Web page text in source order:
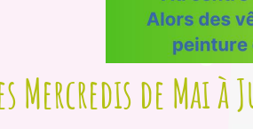
Mercredis de Mai